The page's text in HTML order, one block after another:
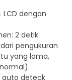
LCD dengan
2 detik
pengukuran
yang lama,
auto deteck